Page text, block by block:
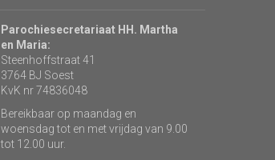
Parochiesecretariaat HH. Martha
en Maria:
Steenhoffstraat 41
3764 BJ Soest
KvK nr 74836048
Bereikbaar op maandag en
woensdag tot en met vrijdag van 9.00
tot 12.00 uur.